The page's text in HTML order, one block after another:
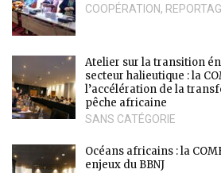
COOPÉRATION,
Atelier sur la transition
secteur halieutique : la
l’accélération de la
pêche africaine
SANS CATÉGORIE
Océans africains : la
enjeux du BBNJ